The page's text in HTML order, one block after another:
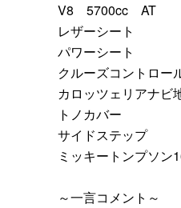
V8 5700cc AT
レザーシート
パワーシート
クルーズコントロー
カロッツェリアナビ
トノカバー
サイドステップ
ミッキートンプソン
～一言コメント～